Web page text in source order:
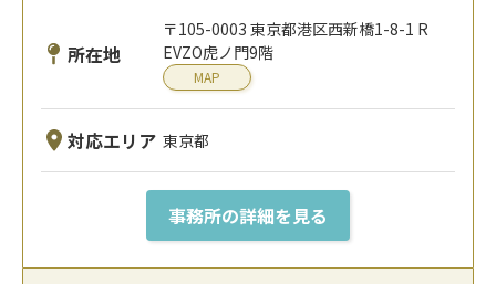
所在地
〒105-0003 東京都港区⻄新橋1-8-1 R
EVZO虎ノ門9階
MAP
対応エリア 東京都
事務所の詳細を見る